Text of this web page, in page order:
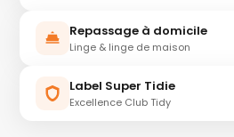
Repassage à domicile
Linge & linge de maison
Label Super Tidie
Excellence Club Tidy